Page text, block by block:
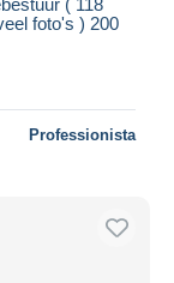
foto's ) 200
Professionista